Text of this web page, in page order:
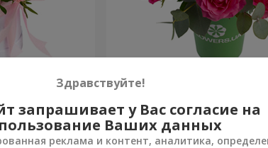
оазис"
Заказать
Композиция "Вспышка
1 066 грн
Здравствуйте!
запрашивает у Вас согласие на
Ваших данных
реклама и контент, аналитика,